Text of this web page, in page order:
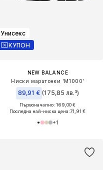
Унисекс
КУПОН
NEW BALANCE
Ниски маратонки 'M1000'
89,91 € (175,85 лв.³)
Първоначално: 169,00 €
Последна най-ниска цена:71,91 €
+1